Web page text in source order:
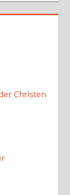
Christen